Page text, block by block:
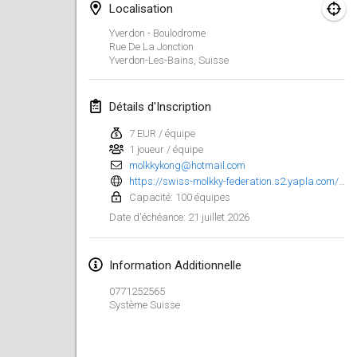
Localisation
Yverdon - Boulodrome
Rue De La Jonction
Yverdon-Les-Bains Suisse
Détails d'Inscription
7 EUR / équipe
1 joueur / équipe
molkkykong@hotmail.com
Capacité: 100 équipes
Date d'échéance: 21 juillet 2026
Information Additionnelle
0771252565
Système Suisse
1 févr. 2026|Australie
Indoor Polish Open 2026 - Doubles
7 févr. 2026 Pologne
Lazala Indoor Cup ZMGZEG
7 févr. 2026|Hongrie
8 févr. 2026 |Pologne
14 févr. 2026|Italie
GB Master